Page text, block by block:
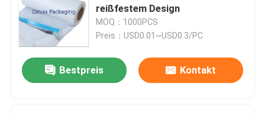
reißfestem Design
MOQ：1000PCS
Preis：USD0.01~USD0.3/PC
Bestpreis Kontakt